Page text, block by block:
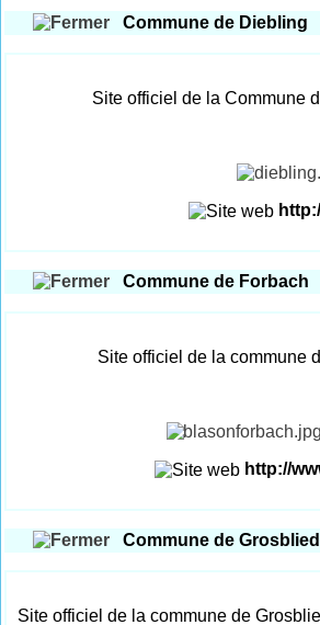
Commune de Diebling
Site officiel de la Commune
Commune de Forbach
Site officiel de la commune
http://
Commune de
Site officiel de la commune de